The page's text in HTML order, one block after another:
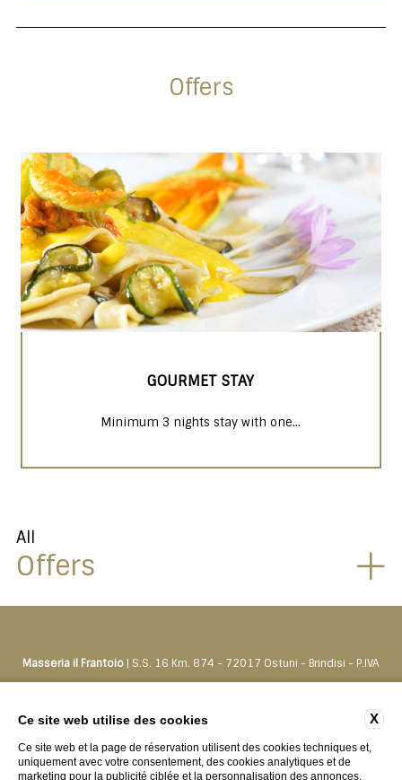
Offers
GOURMET STAY
Minimum 3 nights stay with one...
All
Offers
Masseria il Frantoio | S.S. 16 Km. 874 - 72017 Ostuni - Brindisi - P.IVA
+39 0831330276 -prenota@masseriailfrantoio.it
CONTACTS PRIVACY LES DONNÉES DE LA COMPAGNIE
X
Ce site web utilise des cookies
Ce site web et la page de réservation utilisent des cookies techniques et,
uniquement avec votre consentement, des cookies analytiques et de
marketing pour la publicité ciblée et la personnalisation des annonces.